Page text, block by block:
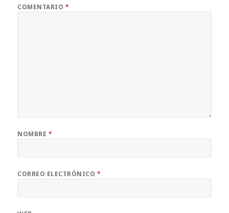
COMENTARIO *
NOMBRE *
CORREO ELECTRÓNICO *